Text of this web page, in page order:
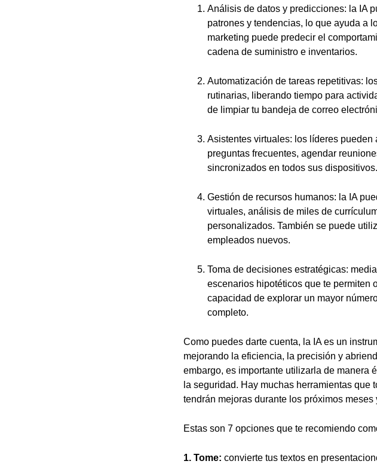
Análisis de datos y predicciones: la IA
patrones y tendencias, lo que ayuda a
marketing puede predecir el
cadena de suministro e inventarios.
Automatización de tareas repetitivas:
rutinarias, liberando tiempo para
de limpiar tu bandeja de correo
Asistentes virtuales: los líderes
preguntas frecuentes, agendar
sincronizados en todos sus dispositivos.
Gestión de recursos humanos: la IA
virtuales, análisis de miles de
personalizados. También se puede
empleados nuevos.
Toma de decisiones estratégicas:
escenarios hipotéticos que te permiten
capacidad de explorar un mayor
completo.
Como puedes darte cuenta, la IA es un
mejorando la eficiencia, la precisión y
embargo, es importante utilizarla de manera
la seguridad. Hay muchas herramientas
tendrán mejoras durante los próximos meses
Estas son 7 opciones que te recomiendo
1. Tome: convierte tus textos en